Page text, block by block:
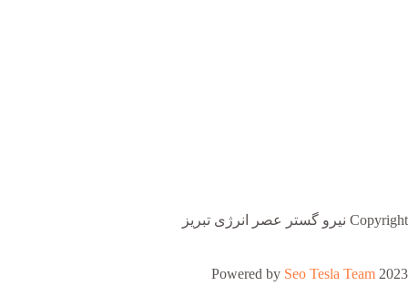
Copyright نیرو گستر عصر انرژی تبریز
Powered by Seo Tesla Team 2023